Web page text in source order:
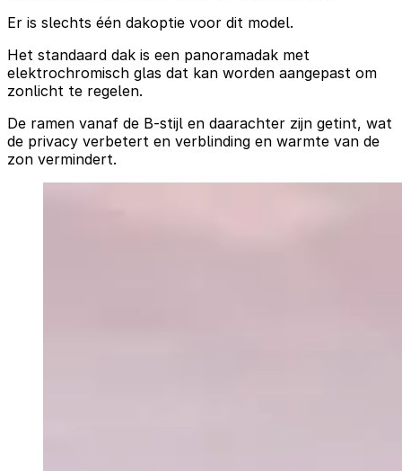
Er is slechts één dakoptie voor dit model.
Het standaard dak is een panoramadak met
elektrochromisch glas dat kan worden aangepast om
zonlicht te regelen.
De ramen vanaf de B-stijl en daarachter zijn getint, wat
de privacy verbetert en verblinding en warmte van de
zon vermindert.